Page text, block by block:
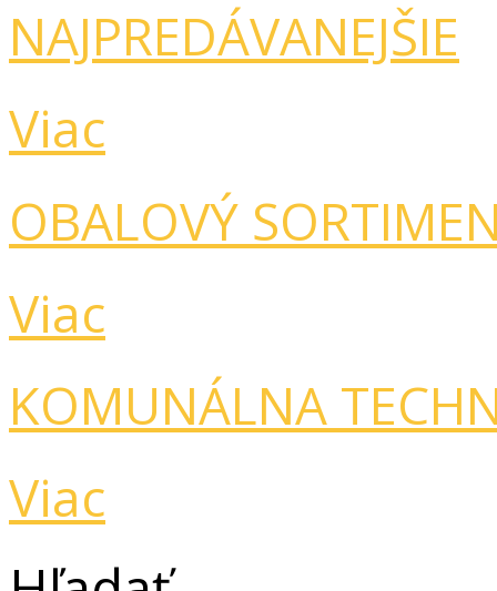
NAJPREDÁVANEJŠIE
Viac
OBALOVÝ
Viac
KOMUNÁLNA
Viac